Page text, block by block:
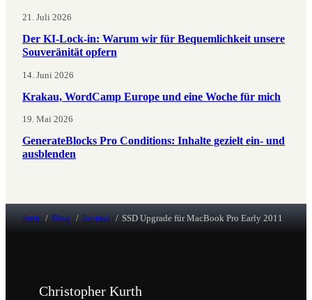
21. Juli 2026
Der KI-Lock-in: Warum wir für Bequemlichkeit unsere
Souveränität opfern
14. Juni 2026
Krakau, WordCamp Europe und eine Woche für mich
19. Mai 2026
GenerateBlocks Pro Conditions: Inhalte gezielt ein- und
ausblenden
Start Blog Journal SSD Upgrade für MacBook Pro Early 2011
Christopher Kurth